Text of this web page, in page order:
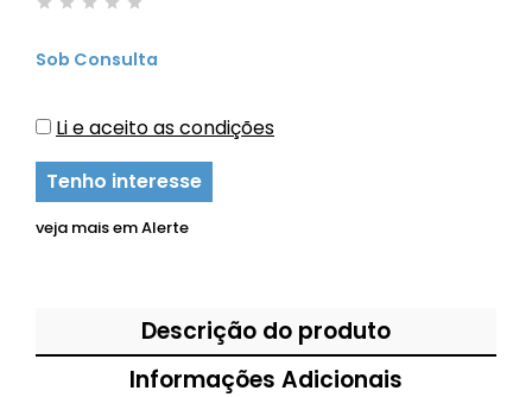
Sob Consulta
Li e aceito as condições
Tenho interesse
veja mais emAlerte
Descrição do produto
Informações Adicionais